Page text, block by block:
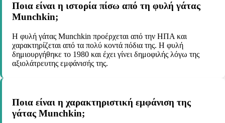
Ποια είναι η ιστορία πίσω από τη φυλή γάτας
Munchkin;
Η φυλή γάτας Munchkin προέρχεται από την ΗΠΑ και
χαρακτηρίζεται από τα πολύ κοντά πόδια της. Η φυλή
δημιουργήθηκε το 1980 και έχει γίνει δημοφιλής λόγω της
αξιολάτρευτης εμφάνισής της.
Ποια είναι η χαρακτηριστική εμφάνιση της
γάτας Munchkin;